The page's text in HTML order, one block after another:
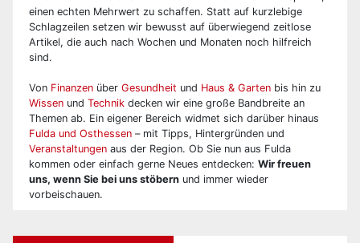
einen echten Mehrwert zu schaffen. Statt auf kurzlebige
Schlagzeilen setzen wir bewusst auf überwiegend zeitlose
Artikel, die auch nach Wochen und Monaten noch hilfreich
sind.
Von Finanzen über Gesundheit und Haus & Garten bis hin zu
Wissen und Technik decken wir eine große Bandbreite an
Themen ab. Ein eigener Bereich widmet sich darüber hinaus
Fulda und Osthessen – mit Tipps, Hintergründen und
Veranstaltungen aus der Region. Ob Sie nun aus Fulda
kommen oder einfach gerne Neues entdecken: Wir freuen
uns, wenn Sie bei uns stöbern und immer wieder
vorbeischauen.